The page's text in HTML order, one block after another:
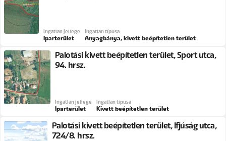
Ingatlan jellege
Iparterület
Ingatlan típusa
Anyagbánya, kivett beépítetlen terület
Palotási kivett beépítetlen terület, Sport utca,
94. hrsz.
Ingatlan jellege
Iparterület
Ingatlan típusa
Kivett beépítetlen terület
Palotási kivett beépítetlen terület, Ifjúság utca,
724/8. hrsz.